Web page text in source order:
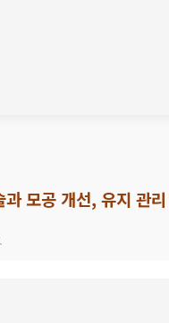
과 모공 개선, 유지 관